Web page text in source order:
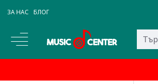
ЗА НАС БЛОГ